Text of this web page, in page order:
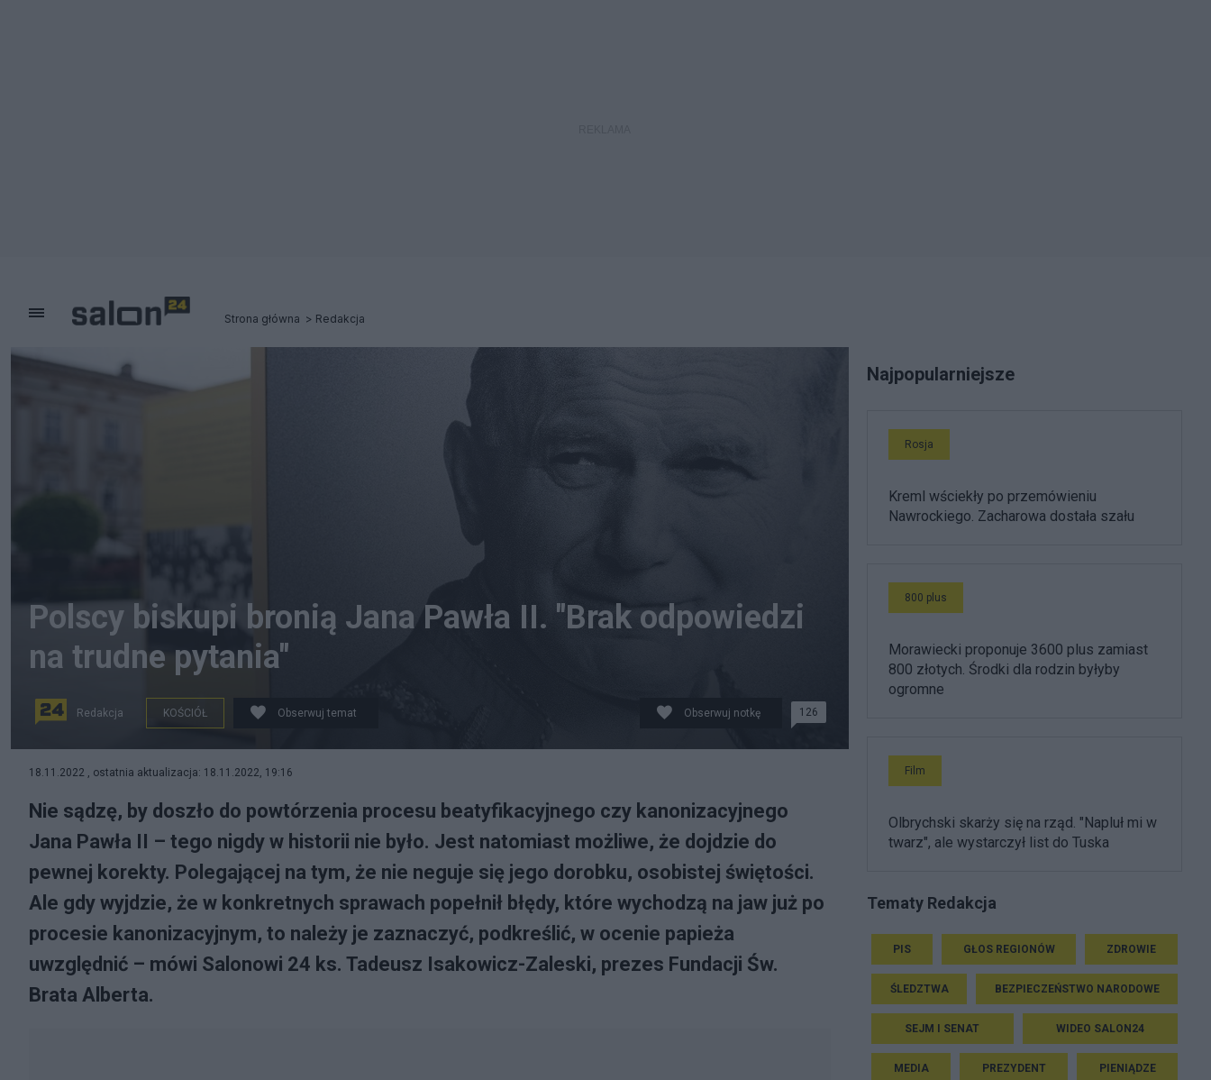
Strona główna Redakcja
Polscy biskupi bronią Jana Pawła II. "Brak odpowiedzi
na trudne pytania"
Redakcja KOŚCIÓŁ Obserwuj temat Obserwuj notkę 126
18.11.2022 , ostatnia aktualizacja: 18.11.2022, 19:16
Nie sądzę, by doszło do powtórzenia procesu beatyfikacyjnego czy kanonizacyjnego
Jana Pawła II – tego nigdy w historii nie było. Jest natomiast możliwe, że dojdzie do
pewnej korekty. Polegającej na tym, że nie neguje się jego dorobku, osobistej świętości.
Ale gdy wyjdzie, że w konkretnych sprawach popełnił błędy, które wychodzą na jaw już po
procesie kanonizacyjnym, to należy je zaznaczyć, podkreślić, w ocenie papieża
uwzględnić – mówi Salonowi 24 ks. Tadeusz Isakowicz-Zaleski, prezes Fundacji Św.
Brata Alberta.
Najpopularniejsze
Rosja
Kreml wściekły po przemówieniu
Nawrockiego. Zacharowa dostała szału
800 plus
Morawiecki proponuje 3600 plus zamiast
800 złotych. Środki dla rodzin byłyby
ogromne
Film
Olbrychski skarży się na rząd. "Napluł mi w
twarz", ale wystarczył list do Tuska
Tematy Redakcja
PIS GŁOS REGIONÓW ZDROWIE
ŚLEDZTWA BEZPIECZEŃSTWO NARODOWE
SEJM I SENAT WIDEO SALON24
MEDIA PREZYDENT PIENIĄDZE